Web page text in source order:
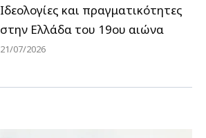
Ιδεολογίες και πραγματικότητες
στην Ελλάδα του 19ου αιώνα
21/07/2026